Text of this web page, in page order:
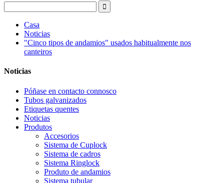
Casa
Noticias
"Cinco tipos de andamios" usados ​​habitualmente nos
canteiros
Noticias
Póñase en contacto connosco
Tubos galvanizados
Etiquetas quentes
Noticias
Produtos
Accesorios
Sistema de Cuplock
Sistema de cadros
Sistema Ringlock
Produto de andamios
Sistema tubular